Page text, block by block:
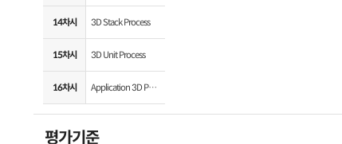
14차시 3D Stack Process
15차시 3D Unit Process
16차시 Application 3D Package
평가기준